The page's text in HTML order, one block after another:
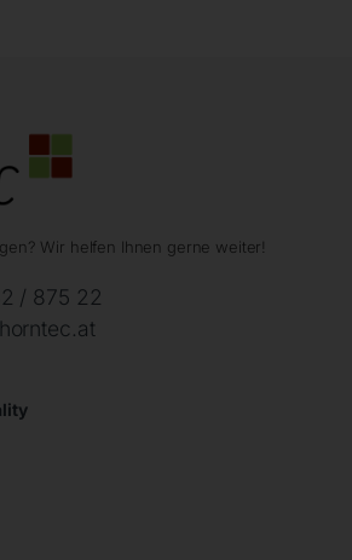
Wir helfen Ihnen gerne weiter!
/ 875 22